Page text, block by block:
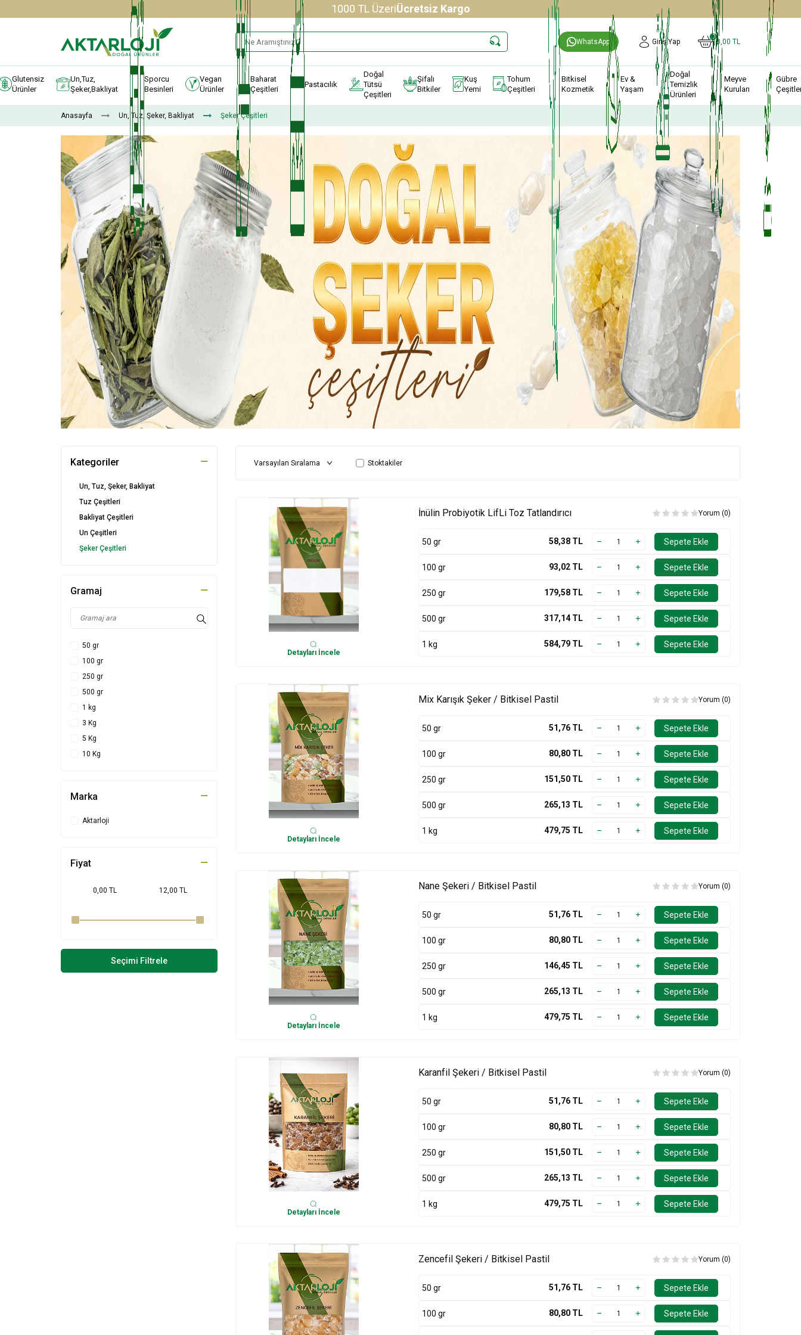
1000 TL ÜzeriÜcretsiz Kargo
WhatsApp Giriş Yap
0
0,00 TL
Glutensiz
Ürünler
Un,Tuz,
Şeker,Bakliyat
Sporcu
Besinleri
Vegan
Ürünler
Baharat
Çeşitleri
Pastacılık
Doğal
Tütsü
Çeşitleri
Şifalı
Bitkiler
Kuş
Yemi
Tohum
Çeşitleri
Bitkisel
Kozmetik
Ev &
Yaşam
Doğal
Temizlik
Ürünleri
Meyve
Kuruları
Gübre
Anasayfa Un, Tuz, Şeker, Bakliyat Şeker Çeşitleri
Kategoriler
Un, Tuz, Şeker, Bakliyat
Tuz Çeşitleri
Bakliyat Çeşitleri
Un Çeşitleri
Şeker Çeşitleri
Gramaj
50 gr
100 gr
250 gr
500 gr
1 kg
3 Kg
5 Kg
10 Kg
Marka
Aktarloji
Fiyat
Seçimi Filtrele
Stoktakiler
Detayları İncele
İnülin Probiyotik LifLi Toz Tatlandırıcı Yorum (0)
50 gr 58,38 TL Sepete Ekle
100 gr 93,02 TL Sepete Ekle
250 gr 179,58 TL Sepete Ekle
500 gr 317,14 TL Sepete Ekle
1 kg 584,79 TL Sepete Ekle
Detayları İncele
Mix Karışık Şeker / Bitkisel Pastil Yorum (0)
50 gr 51,76 TL Sepete Ekle
100 gr 80,80 TL Sepete Ekle
250 gr 151,50 TL Sepete Ekle
500 gr 265,13 TL Sepete Ekle
1 kg 479,75 TL Sepete Ekle
Detayları İncele
Nane Şekeri / Bitkisel Pastil Yorum (0)
50 gr 51,76 TL Sepete Ekle
100 gr 80,80 TL Sepete Ekle
250 gr 146,45 TL Sepete Ekle
500 gr 265,13 TL Sepete Ekle
1 kg 479,75 TL Sepete Ekle
Detayları İncele
Karanfil Şekeri / Bitkisel Pastil Yorum (0)
50 gr 51,76 TL Sepete Ekle
100 gr 80,80 TL Sepete Ekle
250 gr 151,50 TL Sepete Ekle
500 gr 265,13 TL Sepete Ekle
1 kg 479,75 TL Sepete Ekle
Zencefil Şekeri / Bitkisel Pastil Yorum (0)
50 gr 51,76 TL Sepete Ekle
100 gr 80,80 TL Sepete Ekle